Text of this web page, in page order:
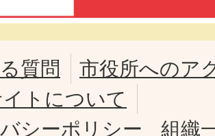
質問
市役所へのア
トについて
シーポリシー
組織